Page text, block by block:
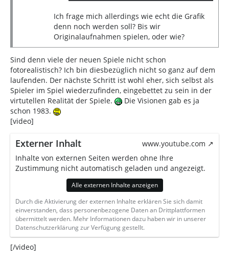
Ich frage mich allerdings wie echt die Grafik
denn noch werden soll? Bis wir
Originalaufnahmen spielen, oder wie?
Sind denn viele der neuen Spiele nicht schon
fotorealistisch? Ich bin diesbezüglich nicht so ganz auf dem
laufenden. Der nächste Schritt ist wohl eher, sich selbst als
Spieler im Spiel wiederzufinden, eingebettet zu sein in der
virtutellen Realität der Spiele.
Die Visionen gab es ja
schon 1983.
[video]
Externer Inhalt
www.youtube.com
Inhalte von externen Seiten werden ohne Ihre
Zustimmung nicht automatisch geladen und angezeigt.
Alle externen Inhalte anzeigen
Durch die Aktivierung der externen Inhalte erklären Sie sich damit
einverstanden, dass personenbezogene Daten an Drittplattformen
übermittelt werden. Mehr Informationen dazu haben wir in unserer
Datenschutzerklärung zur Verfügung gestellt.
[/video]